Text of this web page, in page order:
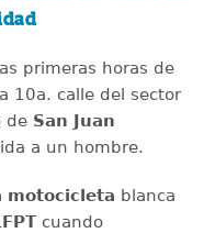
primeras horas de
10a. calle del sector
de San Juan
a un hombre.
motocicleta blanca
cuando